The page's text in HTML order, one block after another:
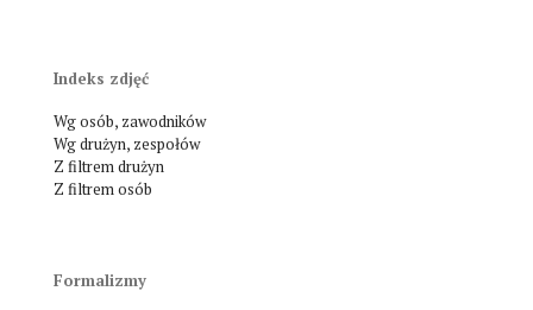
Indeks zdjęć
Wg osób, zawodników
Wg drużyn, zespołów
Z filtrem drużyn
Z filtrem osób
Formalizmy